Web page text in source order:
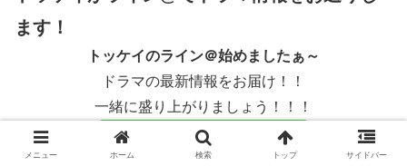
ます！
トッケイのライン＠始めましたぁ～
ドラマの最新情報をお届け！！
一緒に盛り上がりましょう！！！
メニュー ホーム 検索 トップ サイドバー